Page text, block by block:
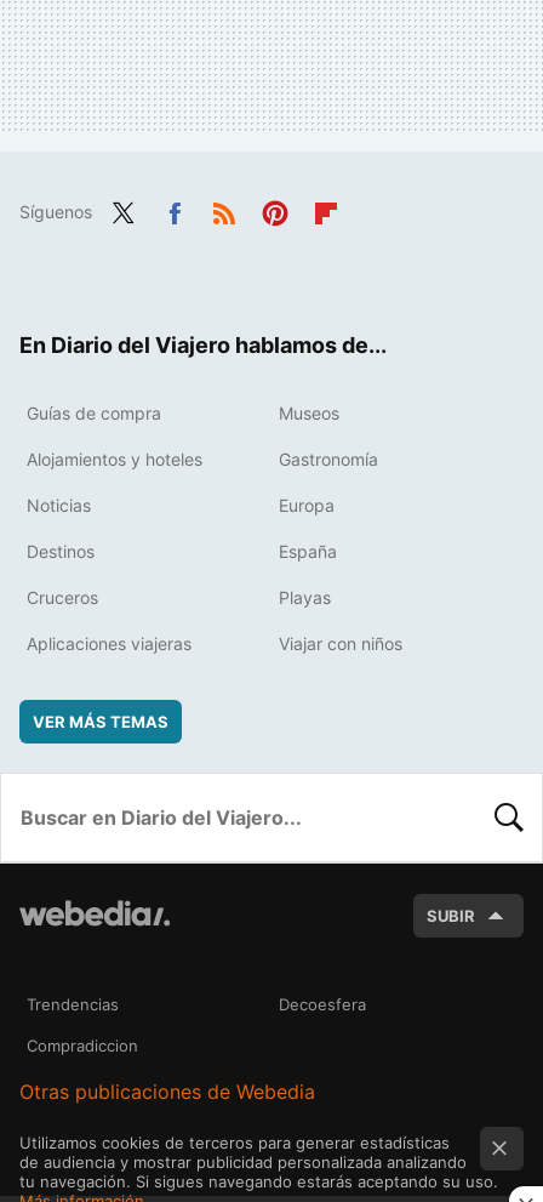
Síguenos
En Diario del Viajero hablamos de...
Guías de compra Museos
Alojamientos y hoteles Gastronomía
Noticias Europa
Destinos España
Cruceros Playas
Aplicaciones viajeras Viajar con niños
VER MÁS TEMAS
SUBIR
Trendencias Decoesfera
Compradiccion
Otras publicaciones de Webedia
Utilizamos cookies de terceros para generar estadísticas
de audiencia y mostrar publicidad personalizada analizando
tu navegación. Si sigues navegando estarás aceptando su uso.